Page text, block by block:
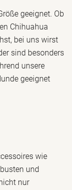
geeignet. Ob
Chihuahua
bei uns wirst
sind besonders
unsere
geeignet
wie
und
nur